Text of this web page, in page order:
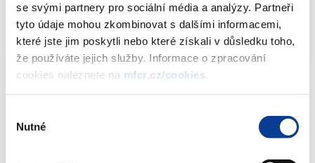
se svými partnery pro sociální média a analýzy. Partneři
tyto údaje mohou zkombinovat s dalšími informacemi,
které jste jim poskytli nebo které získali v důsledku toho,
že používáte jejich služby. Informace o zpracování
cookies naleznete na mfcr.cz/cookies
souhlasu
Nutné
Info-106-99-MF-24568-2022-48 PDF (94kB)